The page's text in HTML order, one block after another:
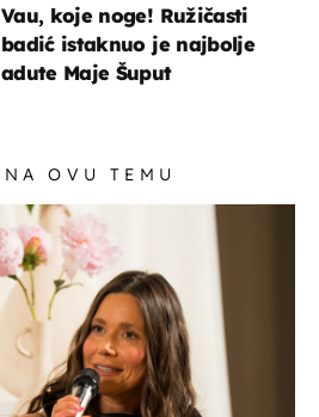
Vau, koje noge! Ružičasti
badić istaknuo je najbolje
adute Maje Šuput
NA OVU TEMU